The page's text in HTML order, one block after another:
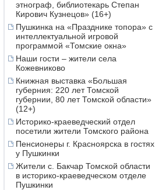
этнограф, библиотекарь Степан
Кирович Кузнецов» (16+)
Пушкинка на «Празднике топора» с
интеллектуальной игровой
программой «Томские окна»
Наши гости – жители села
Кожевниково
Книжная выставка «Большая
губерния: 220 лет Томской
губернии, 80 лет Томской области»
(12+)
Историко-краеведческий отдел
посетили жители Томского района
Пенсионеры г. Красноярска в гостях
у Пушкинки
Жители с. Бакчар Томской области
в историко-краеведческом отделе
Пушкинки